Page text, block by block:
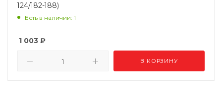
124/182-188)
Есть в наличии: 1
1 003 ₽
В КОРЗИНУ